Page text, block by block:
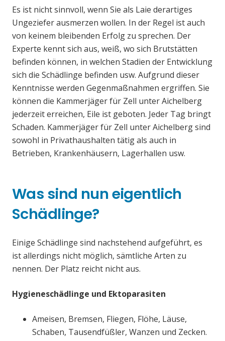
Es ist nicht sinnvoll, wenn Sie als Laie derartiges
Ungeziefer ausmerzen wollen. In der Regel ist auch
von keinem bleibenden Erfolg zu sprechen. Der
Experte kennt sich aus, weiß, wo sich Brutstätten
befinden können, in welchen Stadien der Entwicklung
sich die Schädlinge befinden usw. Aufgrund dieser
Kenntnisse werden Gegenmaßnahmen ergriffen. Sie
können die Kammerjäger für Zell unter Aichelberg
jederzeit erreichen, Eile ist geboten. Jeder Tag bringt
Schaden. Kammerjäger für Zell unter Aichelberg sind
sowohl in Privathaushalten tätig als auch in
Betrieben, Krankenhäusern, Lagerhallen usw.
Was sind nun eigentlich
Schädlinge?
Einige Schädlinge sind nachstehend aufgeführt, es
ist allerdings nicht möglich, sämtliche Arten zu
nennen. Der Platz reicht nicht aus.
Hygieneschädlinge und Ektoparasiten
Ameisen, Bremsen, Fliegen, Flöhe, Läuse,
Schaben, Tausendfüßler, Wanzen und Zecken.